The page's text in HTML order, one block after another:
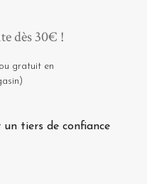
dès 30€ !
gratuit en